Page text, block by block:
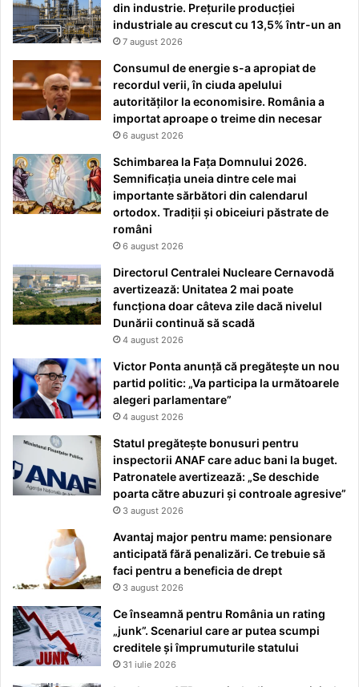
din industrie. Prețurile producției
industriale au crescut cu 13,5% într-un an
7 august 2026
Consumul de energie s-a apropiat de
recordul verii, în ciuda apelului
autorităților la economisire. România a
importat aproape o treime din necesar
6 august 2026
Schimbarea la Fața Domnului 2026.
Semnificația uneia dintre cele mai
importante sărbători din calendarul
ortodox. Tradiții și obiceiuri păstrate de
români
6 august 2026
Directorul Centralei Nucleare Cernavodă
avertizează: Unitatea 2 mai poate
funcționa doar câteva zile dacă nivelul
Dunării continuă să scadă
4 august 2026
Victor Ponta anunță că pregătește un nou
partid politic: „Va participa la următoarele
alegeri parlamentare”
4 august 2026
Statul pregătește bonusuri pentru
inspectorii ANAF care aduc bani la buget.
Patronatele avertizează: „Se deschide
poarta către abuzuri și controale agresive”
3 august 2026
Avantaj major pentru mame: pensionare
anticipată fără penalizări. Ce trebuie să
faci pentru a beneficia de drept
3 august 2026
Ce înseamnă pentru România un rating
„junk”. Scenariul care ar putea scumpi
creditele și împrumuturile statului
31 iulie 2026